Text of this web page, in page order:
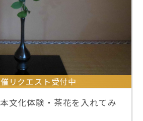
リクエスト受付中
文化体験・茶花を入れてみ